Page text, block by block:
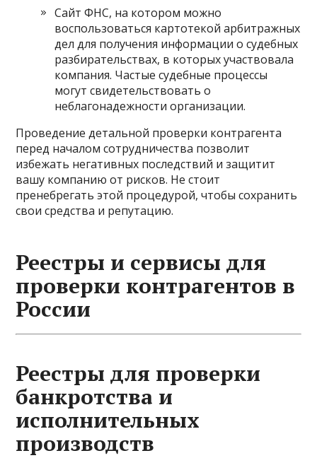
Сайт ФНС, на котором можно
воспользоваться картотекой арбитражных
дел для получения информации о судебных
разбирательствах, в которых участвовала
компания. Частые судебные процессы
могут свидетельствовать о
неблагонадежности организации.
Проведение детальной проверки контрагента
перед началом сотрудничества позволит
избежать негативных последствий и защитит
вашу компанию от рисков. Не стоит
пренебрегать этой процедурой, чтобы сохранить
свои средства и репутацию.
Реестры и сервисы для
проверки контрагентов в
России
Реестры для проверки
банкротства и
исполнительных
производств